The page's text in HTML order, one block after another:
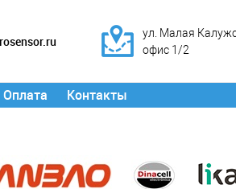
ул. Малая
офис 1/2
Оплата Контакты